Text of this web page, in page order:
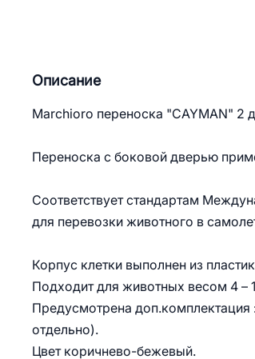
Описание
Marchioro переноска "CAYMAN" 2
Переноска с боковой дверью
Соответствует стандартам
для перевозки животного в
Корпус клетки выполнен из
Подходит для животных весом 4 –
Предусмотрена доп.комплектация
отдельно).
Цвет коричнево-бежевый.